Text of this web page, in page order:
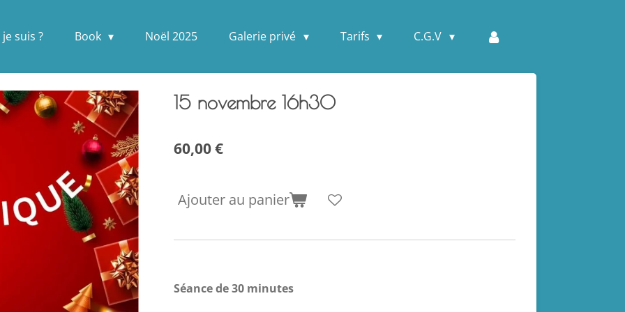
suis ? Book Noël 2025 Galerie privé Tarifs C.G.V
15 novembre 16h30
60,00 €
Ajouter au panier
Séance de 30 minutes